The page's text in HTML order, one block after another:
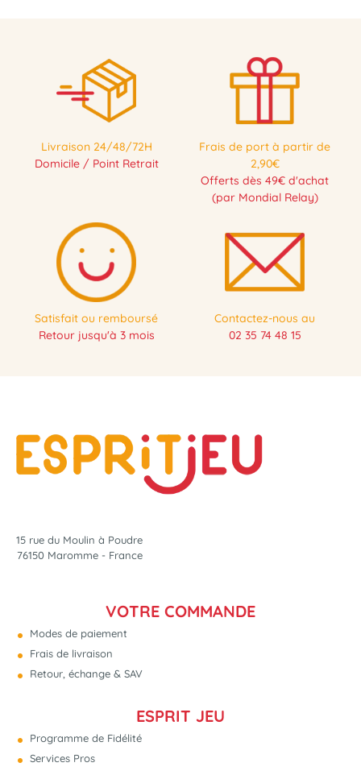
Livraison 24/48/72H
Domicile / Point Retrait
Frais de port à partir de
2,90€
Offerts dès 49€ d'achat
(par Mondial Relay)
Satisfait ou remboursé
Retour jusqu'à 3 mois
Contactez-nous au
02 35 74 48 15
15 rue du Moulin à Poudre
76150 Maromme - France
VOTRE COMMANDE
Modes de paiement
Frais de livraison
Retour, échange & SAV
ESPRIT JEU
Programme de Fidélité
Services Pros